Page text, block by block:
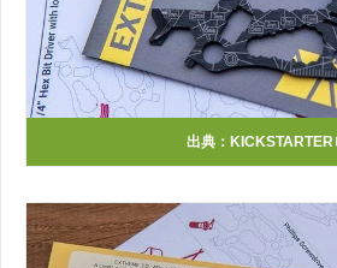
出典： KICKSTARTER